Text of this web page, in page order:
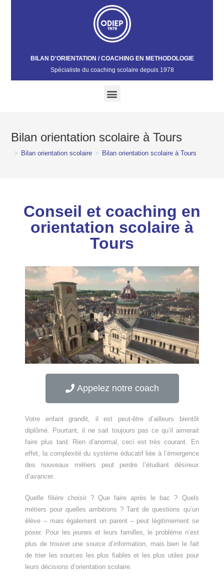
BILAN D'ORIENTATION / COACHING EN METHODOLOGIE
Spécialiste du coaching scolaire depuis 1978​
Bilan orientation scolaire à Tours
> Bilan orientation scolaire > Bilan orientation scolaire à Tours
Conseil et coaching en
orientation scolaire à
Tours
Appelez notre coach
Votre enfant grandit, il est peut-être d’ailleurs bientôt
diplômé. Pourtant, il ne sait toujours pas ce qu’il aimerait
faire plus tard. Rien d’anormal, ceci est très courant. En
effet, la complexité du système éducatif liée à l’émergence
des nouveaux métiers peut perdre l’étudiant désireux
d’avancer.
Quelle filière choisir ? Que faire après le bac ? Quels
métiers pour quelles ambitions ? Tant de questions qu’un
élève – mais également un parent – peut légitimement se
poser. Pour les jeunes et leurs familles, le problème n’est
plus de trouver une source d’information, mais bien le fait
de trier les sources les plus fiables et les plus utiles pour
leurs décisions d’orientation scolaire.